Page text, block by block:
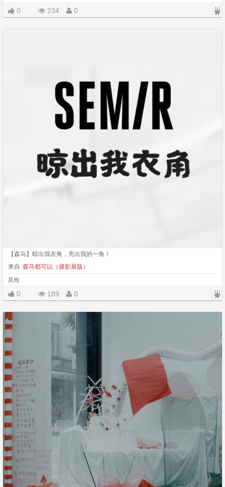
0 234 0 |||
【森马】晾出我衣角，亮出我的一角！
来自 森马都可以（摄影展版）
其他
0 189 0 |||